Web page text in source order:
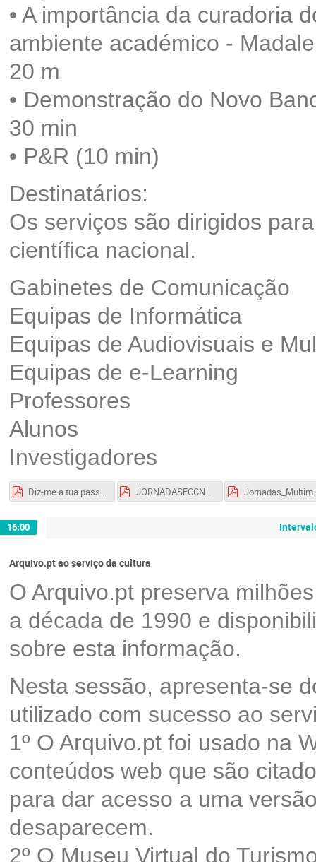
• A importância da curadoria
ambiente académico -
20 m
• Demonstração do Novo
30 min
• P&R (10 min)
Destinatários:
Os serviços são dirigidos
científica nacional.
Gabinetes de Comunicação
Equipas de Informática
Equipas de Audiovisuais e
Equipas de e-Learning
Professores
Alunos
Investigadores
Diz-me a tua password - Podcast de Cibersegurança.pdf JORNADASFCCN_2024_UAb_FINAL.pdf
16:00
Arquivo.pt ao serviço da cultura
O Arquivo.pt preserva
a década de 1990 e
sobre esta informação.
Nesta sessão, apresenta-se
utilizado com sucesso ao
1º O Arquivo.pt foi usado na
conteúdos web que são
para dar acesso a uma
desaparecem.
2º O Museu Virtual do